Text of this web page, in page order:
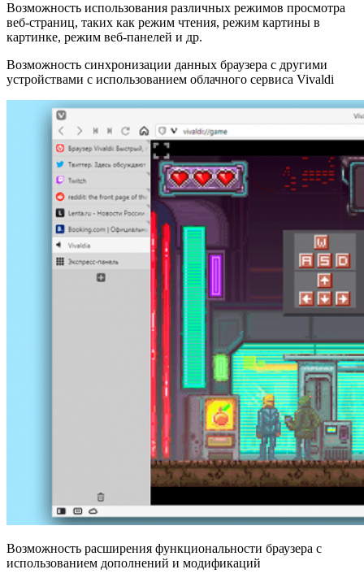
Возможность использования различных режимов просмотра
веб-страниц, таких как режим чтения, режим картины в
картинке, режим веб-панелей и др.
Возможность синхронизации данных браузера с другими
устройствами с использованием облачного сервиса Vivaldi
Возможность расширения функциональности браузера с
использованием дополнений и модификаций